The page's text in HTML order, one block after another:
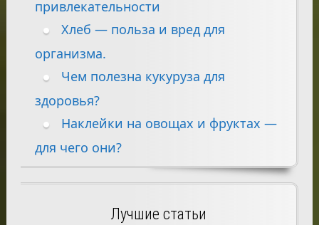
привлекательности
Хлеб — польза и вред для
организма.
Чем полезна кукуруза для
здоровья?
Наклейки на овощах и фруктах —
для чего они?
Лучшие статьи